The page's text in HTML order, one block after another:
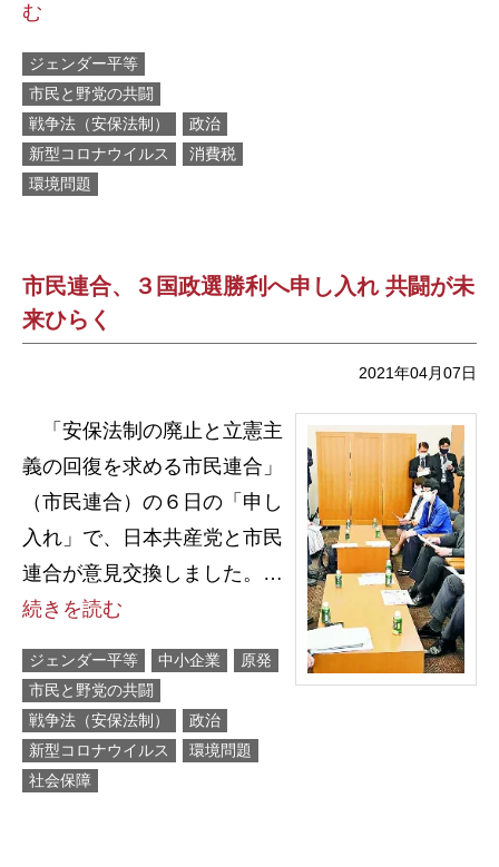
む
ジェンダー平等
市民と野党の共闘
戦争法（安保法制）
政治
新型コロナウイルス
消費税
環境問題
市民連合、３国政選勝利へ申し入れ 共闘が未
来ひらく
2021年04月07日
「安保法制の廃止と立憲主
義の回復を求める市民連合」
（市民連合）の６日の「申し
入れ」で、日本共産党と市民
連合が意見交換しました。…
続きを読む
ジェンダー平等 中小企業
原発
市民と野党の共闘
戦争法（安保法制）
政治
新型コロナウイルス
環境問題
社会保障